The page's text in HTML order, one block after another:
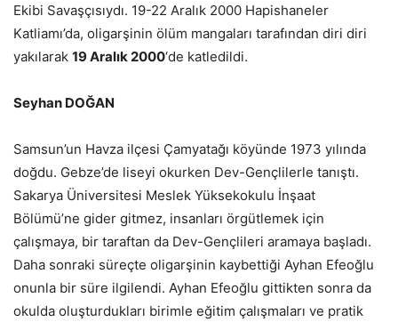
Ekibi Savaşçısıydı. 19-22 Aralık 2000 Hapishaneler
Katliamı’da, oligarşinin ölüm mangaları tarafından diri diri
yakılarak 19 Aralık 2000‘de katledildi.
Seyhan DOĞAN
Samsun’un Havza ilçesi Çamyatağı köyünde 1973 yılında
doğdu. Gebze’de liseyi okurken Dev-Gençlilerle tanıştı.
Sakarya Üniversitesi Meslek Yüksekokulu İnşaat
Bölümü’ne gider gitmez, insanları örgütlemek için
çalışmaya, bir taraftan da Dev-Gençlileri aramaya başladı.
Daha sonraki süreçte oligarşinin kaybettiği Ayhan Efeoğlu
onunla bir süre ilgilendi. Ayhan Efeoğlu gittikten sonra da
okulda oluşturdukları birimle eğitim çalışmaları ve pratik